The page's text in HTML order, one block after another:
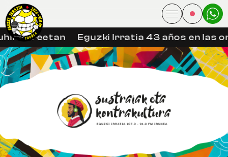
libreetan Eguzki Irratia 43 años en las